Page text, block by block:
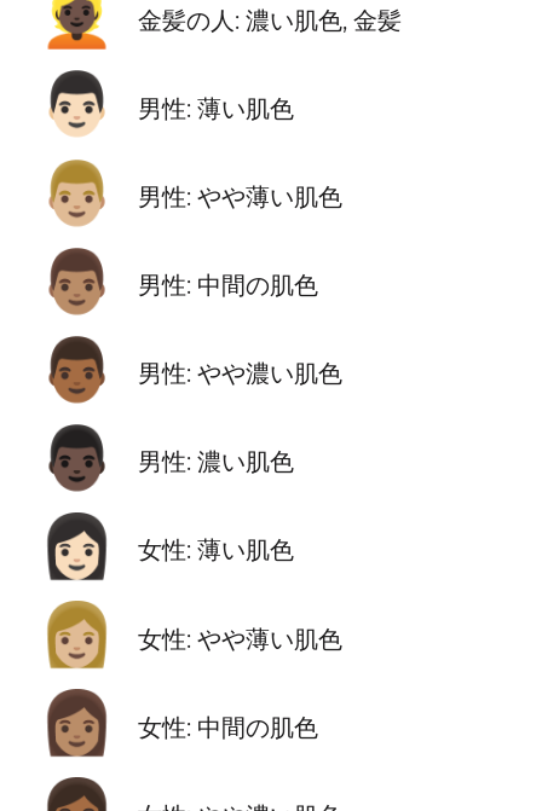
👱🏿 金髪の人: 濃い肌色, 金髪
👨🏻 男性: 薄い肌色
👨🏼 男性: やや薄い肌色
👨🏽 男性: 中間の肌色
👨🏾 男性: やや濃い肌色
👨🏿 男性: 濃い肌色
👩🏻 女性: 薄い肌色
👩🏼 女性: やや薄い肌色
👩🏽 女性: 中間の肌色